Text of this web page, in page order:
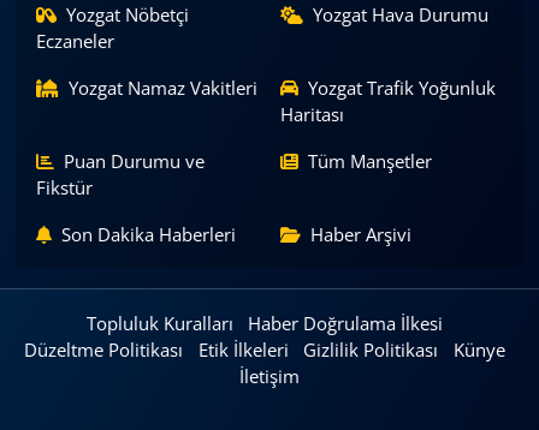
Yozgat Nöbetçi
Eczaneler
Yozgat Hava Durumu
Yozgat Namaz Vakitleri
Yozgat Trafik Yoğunluk
Haritası
Puan Durumu ve
Fikstür
Tüm Manşetler
Son Dakika Haberleri Haber Arşivi
Topluluk Kuralları
Haber Doğrulama İlkesi
Düzeltme Politikası
Etik İlkeleri Gizlilik Politikası
Künye
İletişim